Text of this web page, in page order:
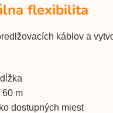
flexibilita
káblov a
60 m
dostupných miest